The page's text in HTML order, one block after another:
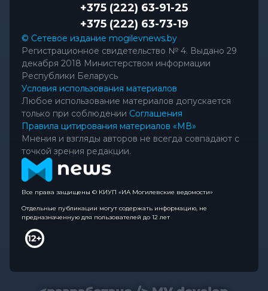
+375 (222) 63-91-25
+375 (222) 63-73-19
© Сетевое издание mogilevnews.by
Регистрационное свидетельство № 4. Выдано 29
декабря 2018 Министерством информации
Республики Беларусь
Условия использования материалов
Любое использование материалов допускается
только при соблюдении Соглашения
Правила цитирования материалов «МВ»
Мнения и взгляды авторов не всегда совпадают с
точкой зрения редакции.
Все права защищены © КИУП «ИА Могилевские ведомости»
Отдельные публикации могут содержать информацию, не
предназначенную для пользователей до 12 лет